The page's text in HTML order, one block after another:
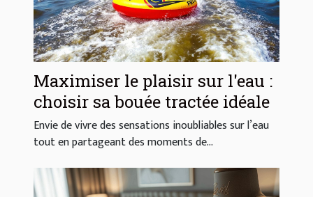
Maximiser le plaisir sur l'eau :
choisir sa bouée tractée idéale
Envie de vivre des sensations inoubliables sur l’eau
tout en partageant des moments de...